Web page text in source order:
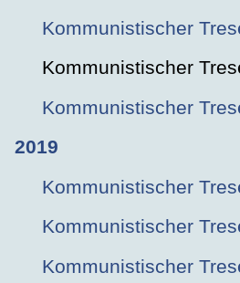
Kommunistischer
Kommunistischer
Kommunistischer
2019
Kommunistischer
Kommunistischer
Kommunistischer